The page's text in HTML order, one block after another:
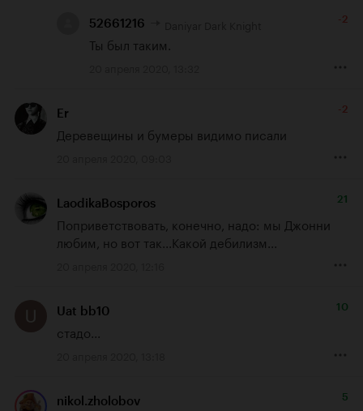
52661216 -2
Ты был таким.
Er -2
Деревещины и бумеры видимо писали
LaodikaBosporos 21
Поприветствовать, конечно, надо: мы Джонни
любим, но вот так...Какой дебилизм...
Uat bb10 10
стадо...
nikol.zholobov 5